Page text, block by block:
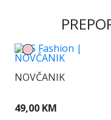
NOVČANIK
49,00 KM